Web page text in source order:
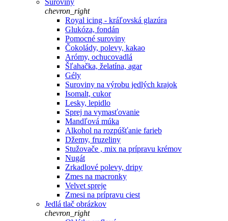
Suroviny
chevron_right
Royal icing - kráľovská glazúra
Glukóza, fondán
Pomocné suroviny
Čokolády, polevy, kakao
Arómy, ochucovadlá
Šľahačka, želatína, agar
Gély
Suroviny na výrobu jedlých krajok
Isomalt, cukor
Lesky, lepidlo
Sprej na vymasťovanie
Mandľová múka
Alkohol na rozpúšťanie farieb
Džemy, fruzeliny
Stužovače , mix na prípravu krémov
Nugát
Zrkadlové polevy, dripy
Zmes na macronky
Velvet spreje
Zmesi na prípravu ciest
Jedlá tlač obrázkov
chevron_right